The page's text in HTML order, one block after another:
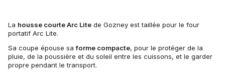
La housse courte Arc Lite de Gozney est taillée pour le four
portatif Arc Lite.
Sa coupe épouse saforme compacte, pour le protéger de la
pluie, de la poussière et du soleil entre les cuissons, et le garder
propre pendant le transport.